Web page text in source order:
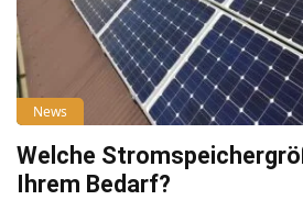
News
Welche
Ihrem Bedarf?